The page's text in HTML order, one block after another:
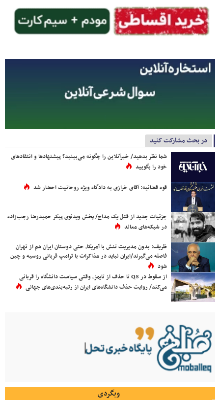
در بحث مشارکت کنید
شما نظر بدهید/ خبرآنلاین را چگونه می‌بینید؟ پیشنهادها و انتقادهای
خود را بگویید
قوه قضائیه: آقای خرازی به دادگاه ویژه روحانیت احضار شد
جزئیات جدید از قتل یک مداح/ پخش ویدئوی پیکر حمیدرضا رجب‌زاده
در شبکه‌های معاند
ظریف: بدون مدیریت تنش با آمریکا، حتی دوستان ایران هم از تهران
فاصله می‌گیرند/ایران نباید در مذاکرات با ترامپ قربانی روسیه و چین
شود
از سقوط در QS تا حذف از تایمز، وقتی سیاست دانشگاه را قربانی
می‌کند/ روایت حذف دانشگاه‌های ایران از رتبه‌بندی‌های جهانی
وبگردی